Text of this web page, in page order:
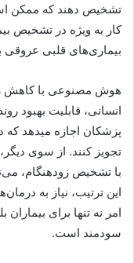
تشخیص دهند که ممکن
کار به ویژه در تشخیص
بیماری‌های قلبی
هوش مصنوعی با کاهش
انسانی، قابلیت بهبود
پزشکان اجازه میدهد که
تجویز کنند. از سوی
با تشخیص زودهنگام،
این ترتیب، نیاز به
امر نه تنها برای
سودمند است.